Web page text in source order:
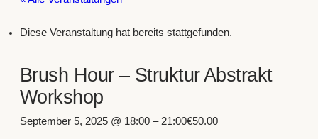
Diese Veranstaltung hat bereits stattgefunden.
Brush Hour – Struktur Abstrakt
Workshop
September 5, 2025 @ 18:00 –21:00€50.00